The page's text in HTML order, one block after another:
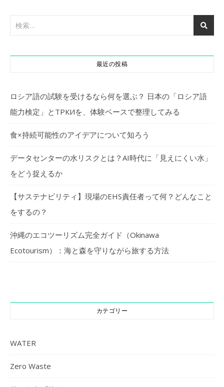
最近の投稿
ロシア語の試験を受けるなら何を選ぶ？ 日本の「ロシア語
能力検定」とТРКИを、体験ベースで整理してみる
食×持続可能性のアイデアについて知ろう
データセンターの水リスクとは？AI時代に「見えにくい水」
をどう捉えるか
【サステナビリティ】現場のEHS責任者って何？どんなこと
をするの？
沖縄のエコツーリズム完全ガイド（Okinawa
Ecotourism）：海と森を守りながら旅する方法
カテゴリー
WATER
Zero Waste